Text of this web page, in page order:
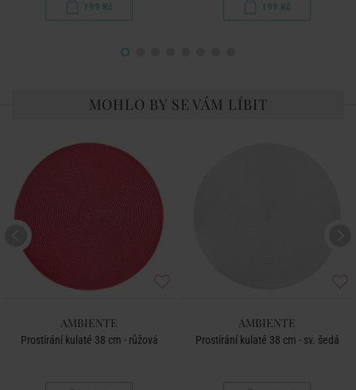
199 Kč 199 Kč
MOHLO BY SE VÁM LÍBIT
AMBIENTE
Prostírání kulaté 38 cm - růžová
AMBIENTE
Prostírání kulaté 38 cm - sv. šedá